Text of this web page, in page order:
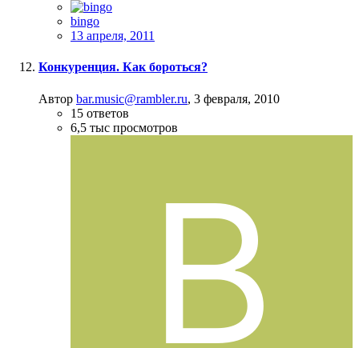
bingo
13 апреля, 2011
Конкуренция. Как бороться?
Автор bar.music@rambler.ru, 3 февраля, 2010
15 ответов
6,5 тыс просмотров